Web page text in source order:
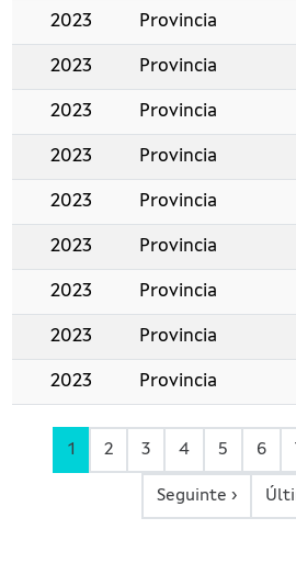
2023 Provincia
2023 Provincia
2023 Provincia
2023 Provincia
2023 Provincia
2023 Provincia
2023 Provincia
2023 Provincia
2023 Provincia
1 2 3 4 5 6
Seguinte ›Páxina